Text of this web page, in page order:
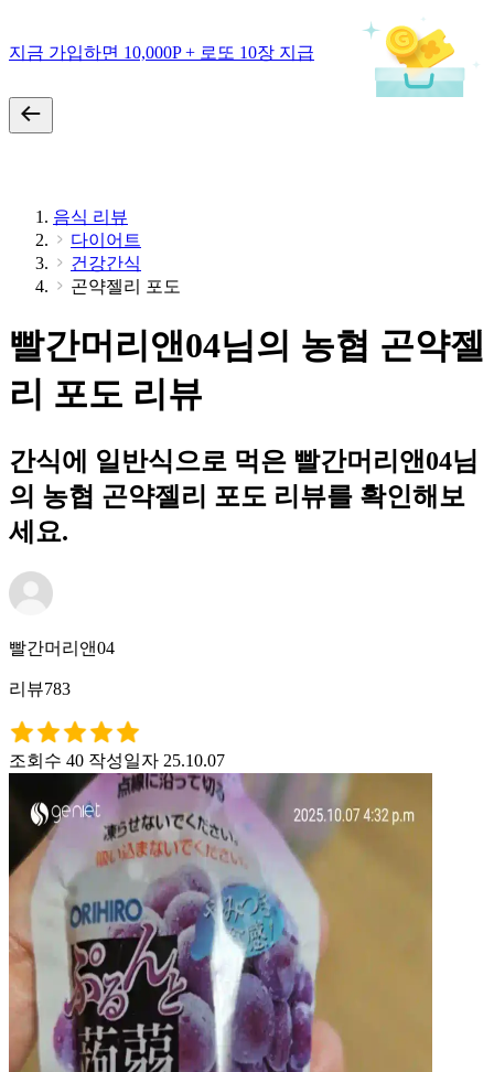
지금 가입하면 10,000P + 로또 10장 지급
음식 리뷰
다이어트
건강간식
곤약젤리 포도
빨간머리앤04님의 농협 곤약젤
리 포도 리뷰
간식에 일반식으로 먹은 빨간머리앤04님
의 농협 곤약젤리 포도 리뷰를 확인해보
세요.
빨간머리앤04
리뷰783
조회수 40 작성일자 25.10.07